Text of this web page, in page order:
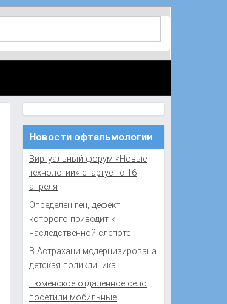
Новости офтальмологии
Виртуальный форум «Новые
технологии» стартует с 16
апреля
Определен ген, дефект
которого приводит к
наследственной слепоте
В Астрахани модернизирована
детская поликлиника
Тюменское отдаленное село
посетили мобильные